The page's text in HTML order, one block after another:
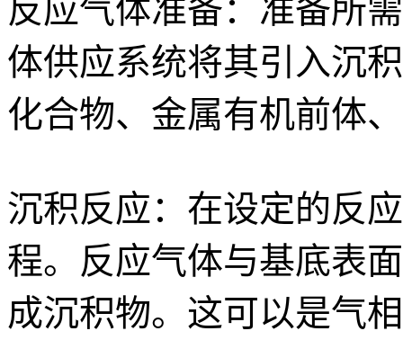
反应气体准备：准备所
体供应系统将其引入沉
化合物、金属有机前体
沉积反应：在设定的反
程。反应气体与基底表
成沉积物。这可以是气